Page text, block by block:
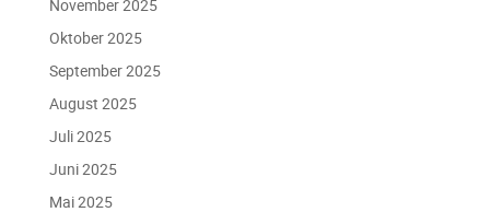
November 2025
Oktober 2025
September 2025
August 2025
Juli 2025
Juni 2025
Mai 2025